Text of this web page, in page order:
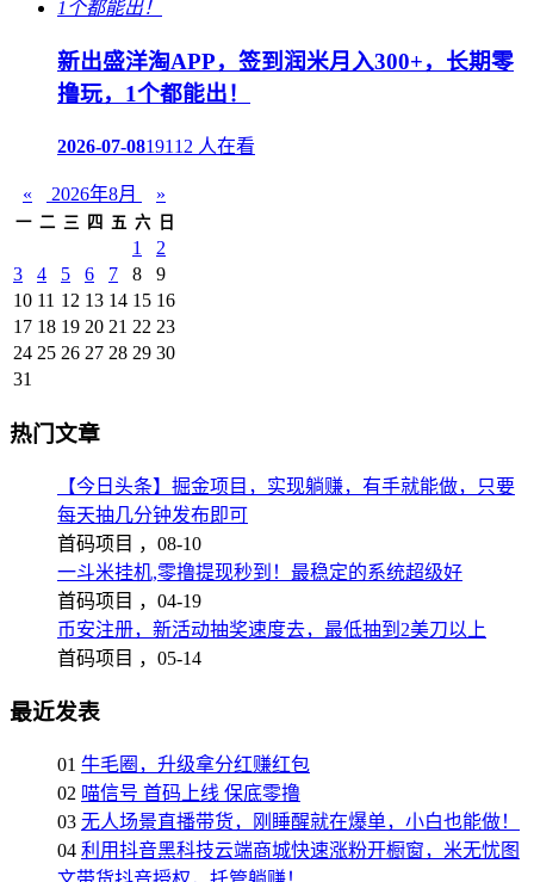
新出盛洋淘APP，签到润米月入300+，长期零
撸玩，1个都能出！
2026-07-0819112 人在看
« 2026年8月 »
一 二 三 四 五 六 日
1
2
3
4 5 6 7 8
9
10 11 12 13 14 15 16
17 18 19 20 21 22 23
24 25 26 27 28 29 30
31
热门文章
【今日头条】掘金项目，实现躺赚，有手就能做，只要
每天抽几分钟发布即可
首码项目 ， 08-10
一斗米挂机,零撸提现秒到！最稳定的系统超级好
首码项目 ， 04-19
币安注册，新活动抽奖速度去，最低抽到2美刀以上
首码项目 ， 05-14
最近发表
01 牛毛圈，升级拿分红赚红包
02 喵信号 首码上线 保底零撸
03 无人场景直播带货，刚睡醒就在爆单，小白也能做！
04 利用抖音黑科技云端商城快速涨粉开橱窗，米无忧图